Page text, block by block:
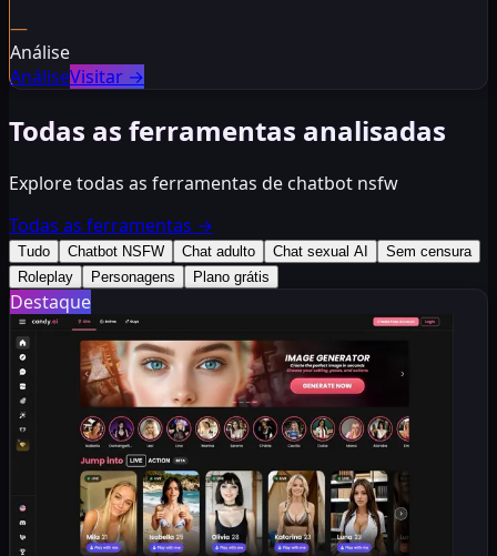
—
Análise
AnáliseVisitar →
Todas as ferramentas analisadas
Explore todas as ferramentas de chatbot nsfw
Todas as ferramentas →
Tudo Chatbot NSFW Chat adulto Chat sexual AI
Sem censura
Roleplay
Personagens Plano grátis
Destaque